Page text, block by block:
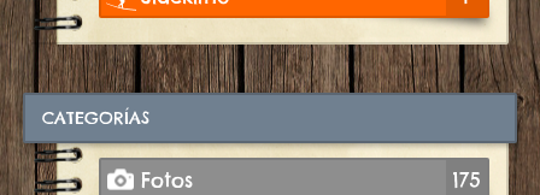
CATEGORÍAS
Fotos 175